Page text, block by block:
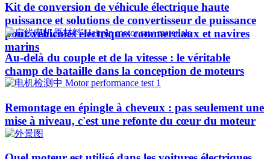
Kit de conversion de véhicule électrique haute
puissance et solutions de convertisseur de puissance
pour véhicules électriques commerciaux et navires
marins
Au-delà du couple et de la vitesse : le véritable
champ de bataille dans la conception de moteurs
Remontage en épingle à cheveux : pas seulement une
mise à niveau, c'est une refonte du cœur du moteur